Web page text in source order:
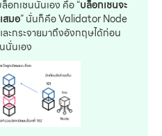
กเชนนั่นเอง คือ “บล็อกเชนจะ
สมอ” นั่นก็คือ Validator Node
ะกระจายมาถึงอังกฤษได้ก่อน
นั่นเอง